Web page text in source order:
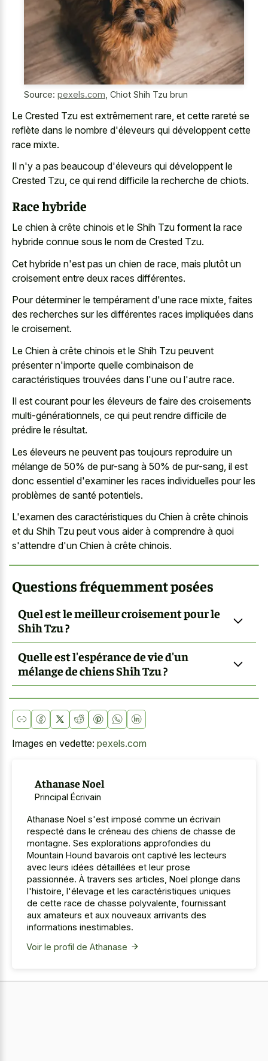
Source: pexels.com Chiot Shih Tzu brun
Le Crested Tzu est extrêmement rare, et cette rareté se
reflète dans le nombre d'éleveurs qui développent cette
race mixte.
Il n'y a pas beaucoup d'éleveurs qui développent le
Crested Tzu, ce qui rend difficile la recherche de chiots.
Race hybride
Le chien à crête chinois et le Shih Tzu forment la race
hybride connue sous le nom de Crested Tzu.
Cet hybride n'est pas un chien de race, mais plutôt un
croisement entre deux races différentes.
Pour déterminer le tempérament d'une race mixte, faites
des recherches sur les différentes races impliquées dans
le croisement.
Le Chien à crête chinois et le Shih Tzu peuvent
présenter n'importe quelle combinaison de
caractéristiques trouvées dans l'une ou l'autre race.
Il est courant pour les éleveurs de faire des croisements
multi-générationnels, ce qui peut rendre difficile de
prédire le résultat.
Les éleveurs ne peuvent pas toujours reproduire un
mélange de 50% de pur-sang à 50% de pur-sang, il est
donc essentiel d'examiner les races individuelles pour les
problèmes de santé potentiels.
L'examen des caractéristiques du Chien à crête chinois
et du Shih Tzu peut vous aider à comprendre à quoi
s'attendre d'un Chien à crête chinois.
Questions fréquemment posées
Quel est le meilleur croisement pour le
Shih Tzu ?
Quelle est l'espérance de vie d'un
mélange de chiens Shih Tzu ?
Images en vedette: pexels.com
Athanase Noel
Principal Écrivain
Athanase Noel s'est imposé comme un écrivain
respecté dans le créneau des chiens de chasse de
montagne. Ses explorations approfondies du
Mountain Hound bavarois ont captivé les lecteurs
avec leurs idées détaillées et leur prose
passionnée. À travers ses articles, Noel plonge dans
l'histoire, l'élevage et les caractéristiques uniques
de cette race de chasse polyvalente, fournissant
aux amateurs et aux nouveaux arrivants des
informations inestimables.
Voir le profil de Athanase